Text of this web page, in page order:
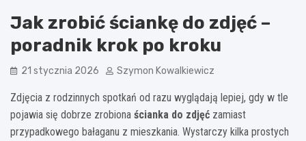
Jak zrobić ściankę do zdjęć –
poradnik krok po kroku
21 stycznia 2026 Szymon Kowalkiewicz
Zdjęcia z rodzinnych spotkań od razu wyglądają lepiej, gdy w tle
pojawia się dobrze zrobiona ścianka do zdjęć zamiast
przypadkowego bałaganu z mieszkania. Wystarczy kilka prostych